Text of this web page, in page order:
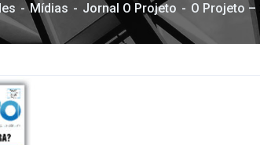
Mídias Jornal O Projeto O Projeto –